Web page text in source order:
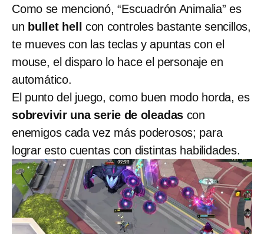
Como se mencionó, “Escuadrón Animalia” es
un bullet hell con controles bastante sencillos,
te mueves con las teclas y apuntas con el
mouse, el disparo lo hace el personaje en
automático.
El punto del juego, como buen modo horda, es
sobrevivir una serie de oleadas con
enemigos cada vez más poderosos; para
lograr esto cuentas con distintas habilidades.